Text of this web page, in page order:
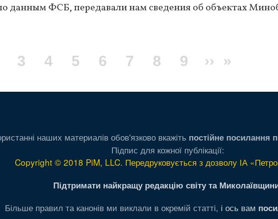
данным ФСБ, передавали нам сведения об объектах
Page
3 Page
4 Page
5 Page
6 Page
7 Page
8 Page
9 ›› »
наших материалів обов'язково вкажіть постійне посилання
Підпис для кожної публікації:
Copyright © 2018 PiM, LLC. Передруковується з дозволу ІА
Підтримати найкращу редакцію світу та
Більше правил та канонів ми виклали в окремій статті, і ось вам